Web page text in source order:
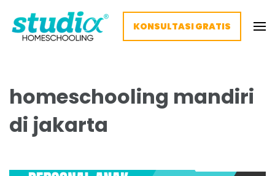
KONSULTASI GRATIS
homeschooling mandiri
di jakarta